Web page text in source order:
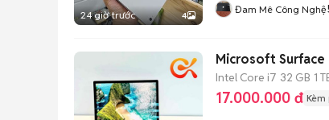
24 giờ trước 4 Đam Mê Công Nghệ
Microsoft Surface
Intel Core i7 32 GB 1
17.000.000 đ Kèm